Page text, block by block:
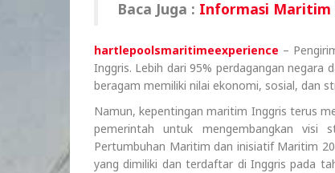
Baca Juga : Informasi Maritim
hartlepoolsmaritimeexperience –
Inggris. Lebih dari 95% perdagangan negara
beragam memiliki nilai ekonomi, sosial, dan
Namun, kepentingan maritim Inggris terus
pemerintah untuk mengembangkan
Pertumbuhan Maritim dan inisiatif Maritim
yang dimiliki dan terdaftar di Inggris pada